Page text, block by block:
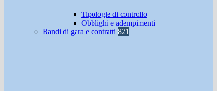
Tipologie di controllo
Obblighi e adempimenti
Bandi di gara e contratti 821